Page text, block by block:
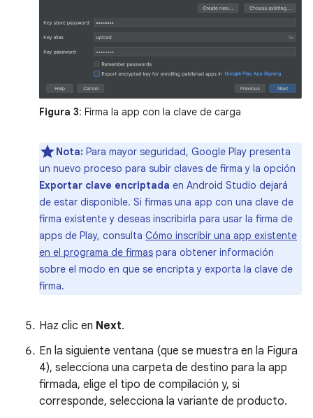
Figura 3: Firma la app con la clave de carga
Nota: Para mayor seguridad, Google Play presenta
un nuevo proceso para subir claves de firma y la opción
Exportar clave encriptada en Android Studio dejará
de estar disponible. Si firmas una app con una clave de
firma existente y deseas inscribirla para usar la firma de
apps de Play, consulta Cómo inscribir una app existente
en el programa de firmas para obtener información
sobre el modo en que se encripta y exporta la clave de
firma.
Haz clic en Next.
En la siguiente ventana (que se muestra en la Figura
4), selecciona una carpeta de destino para la app
firmada, elige el tipo de compilación y, si
corresponde, selecciona la variante de producto.